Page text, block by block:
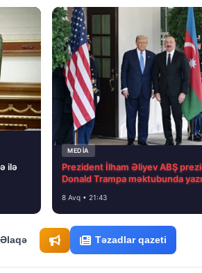
ilə
MEDİA
Prezident İlham Əliyev ABŞ
Donald Trampa məktubunda
8 Avq • 21:43
Əlaqə Təzadlar qazeti